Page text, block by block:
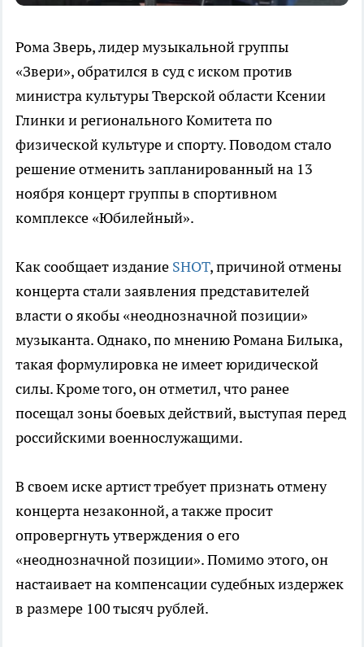
Рома Зверь, лидер музыкальной группы
«Звери», обратился в суд с иском против
министра культуры Тверской области Ксении
Глинки и регионального Комитета по
физической культуре и спорту. Поводом стало
решение отменить запланированный на 13
ноября концерт группы в спортивном
комплексе «Юбилейный».
Как сообщает издание SHOT, причиной отмены
концерта стали заявления представителей
власти о якобы «неоднозначной позиции»
музыканта. Однако, по мнению Романа Билыка,
такая формулировка не имеет юридической
силы. Кроме того, он отметил, что ранее
посещал зоны боевых действий, выступая перед
российскими военнослужащими.
В своем иске артист требует признать отмену
концерта незаконной, а также просит
опровергнуть утверждения о его
«неоднозначной позиции». Помимо этого, он
настаивает на компенсации судебных издержек
в размере 100 тысяч рублей.